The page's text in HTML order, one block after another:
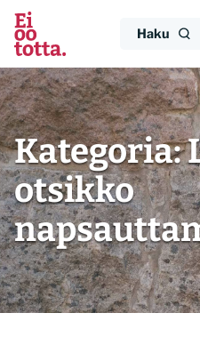
Siirry
sisältöön
Haku
Kategoria:
otsikko